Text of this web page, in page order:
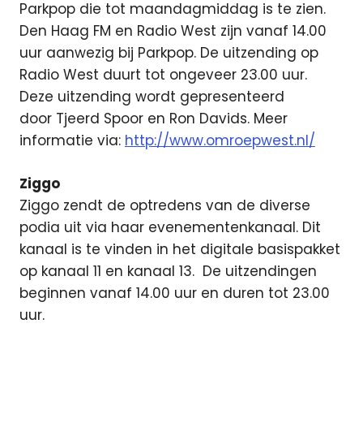
Parkpop die tot maandagmiddag is te zien.
Den Haag FM en Radio West zijn vanaf 14.00
uur aanwezig bij Parkpop. De uitzending op
Radio West duurt tot ongeveer 23.00 uur.
Deze uitzending wordt gepresenteerd
door Tjeerd Spoor en Ron Davids. Meer
informatie via: http://www.omroepwest.nl/
Ziggo
Ziggo zendt de optredens van de diverse
podia uit via haar evenementenkanaal. Dit
kanaal is te vinden in het digitale basispakket
op kanaal 11 en kanaal 13. De uitzendingen
beginnen vanaf 14.00 uur en duren tot 23.00
uur.